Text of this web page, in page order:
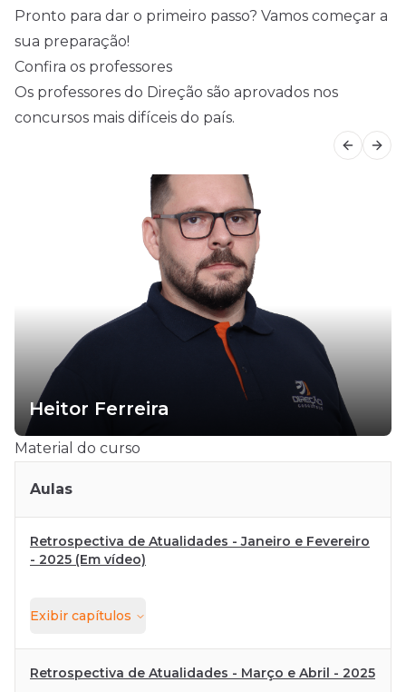
Pronto para dar o primeiro passo? Vamos começar a
sua preparação!
Confira os professores
Os professores do Direção são aprovados nos
concursos mais difíceis do país.
Heitor Ferreira
Material do curso
Aulas
Retrospectiva de Atualidades - Janeiro e Fevereiro
- 2025 (Em vídeo)
Exibir capítulos
Retrospectiva de Atualidades - Março e Abril - 2025